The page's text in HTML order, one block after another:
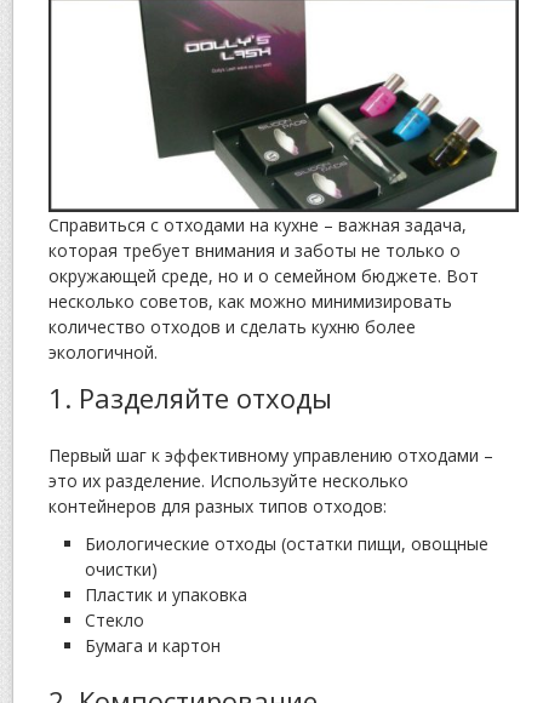
Справиться с отходами на кухне – важная задача,
которая требует внимания и заботы не только о
окружающей среде, но и о семейном бюджете. Вот
несколько советов, как можно минимизировать
количество отходов и сделать кухню более
экологичной.
1. Разделяйте отходы
Первый шаг к эффективному управлению отходами –
это их разделение. Используйте несколько
контейнеров для разных типов отходов:
Биологические отходы (остатки пищи, овощные
очистки)
Пластик и упаковка
Стекло
Бумагa и картон